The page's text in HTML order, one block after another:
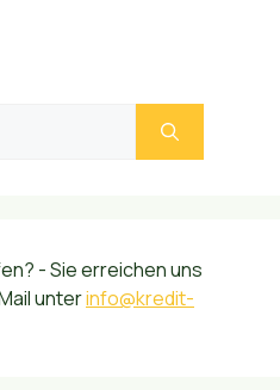
- Sie erreichen uns
unterinfo@kredit-